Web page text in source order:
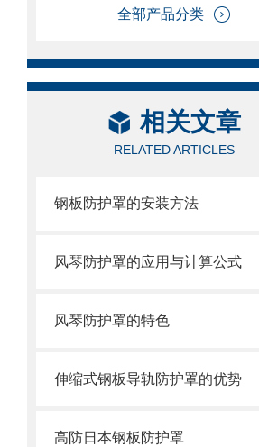
全部产品分类
相关文章
RELATED ARTICLES
钢板防护罩的安装方法
风琴防护罩的应用与计算公式
风琴防护罩的特色
伸缩式钢板导轨防护罩的优势
高防日本钢板防护罩